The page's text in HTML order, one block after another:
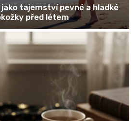
tajemství pevné a hladké
před létem